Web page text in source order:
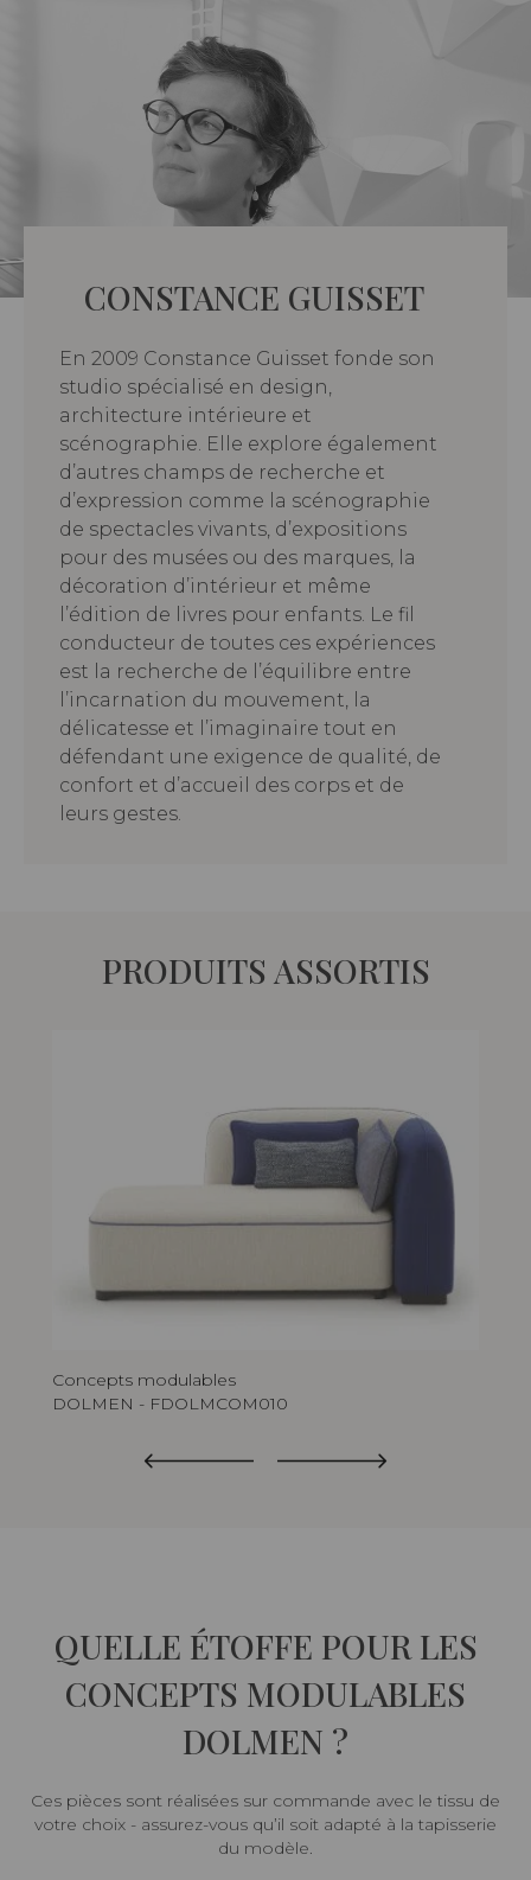
CONSTANCE GUISSET
En 2009 Constance Guisset fonde son
studio spécialisé en design,
architecture intérieure et
scénographie. Elle explore également
d’autres champs de recherche et
d’expression comme la scénographie
de spectacles vivants, d’expositions
pour des musées ou des marques, la
décoration d’intérieur et même
l’édition de livres pour enfants. Le fil
conducteur de toutes ces expériences
est la recherche de l’équilibre entre
l’incarnation du mouvement, la
délicatesse et l’imaginaire tout en
défendant une exigence de qualité, de
confort et d’accueil des corps et de
leurs gestes.
PRODUITS ASSORTIS
Concepts modulables
DOLMEN - FDOLMCOM010
QUELLE ÉTOFFE POUR LES
CONCEPTS MODULABLES
DOLMEN ?
Ces pièces sont réalisées sur commande avec le tissu de
votre choix - assurez-vous qu’il soit adapté à la tapisserie
du modèle.